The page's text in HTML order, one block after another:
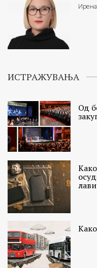
ИСТРАЖУВАЊА
Од